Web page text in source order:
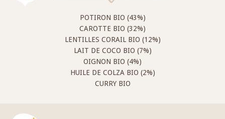
POTIRON BIO (43%)
CAROTTE BIO (32%)
LENTILLES CORAIL BIO (12%)
LAIT DE COCO BIO (7%)
OIGNON BIO (4%)
HUILE DE COLZA BIO (2%)
CURRY BIO